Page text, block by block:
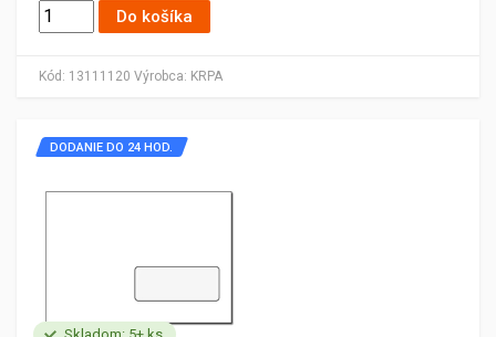
Kód: 13111120 Výrobca: KRPA
Do košíka
DODANIE DO 24 HOD.